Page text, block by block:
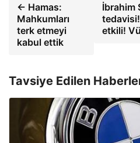
← Hamas:
Mahkumları
terk etmeyi
kabul ettik
İbrahim
etkili!
Tavsiye Edilen